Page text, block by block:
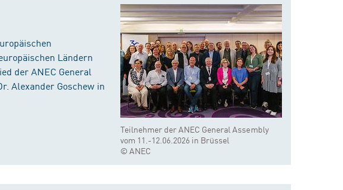
Teilnehmer der ANEC General Assembly
vom 11.-12.06.2026 in Brüssel
© ANEC
Ländern
der ANEC General
Alexander Goschew in